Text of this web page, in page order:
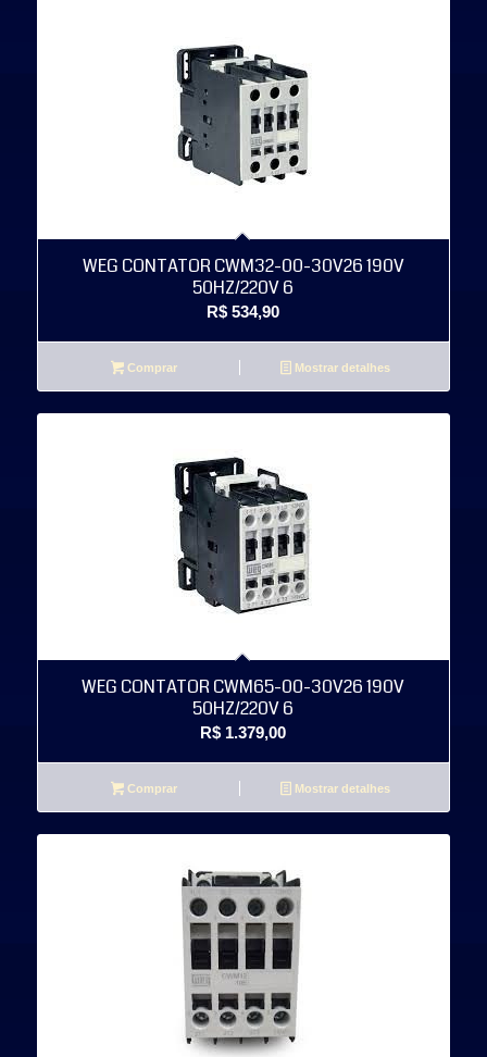
WEG CONTATOR CWM32-00-30V26 190V
50HZ/220V 6
R$ 534,90
Comprar Mostrar detalhes
WEG CONTATOR CWM65-00-30V26 190V
50HZ/220V 6
R$ 1.379,00
Comprar Mostrar detalhes